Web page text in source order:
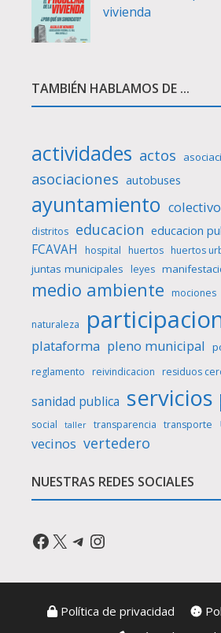
vivienda
TAMBIÉN HABLAMOS DE ...
actividades actos
asociaciones autobuses
ayuntamiento
distritos educacion educacion
FCAVAH hospital huertos huertos
juntas municipales
leyes
medio ambiente mociones
naturaleza
plataforma pleno municipal
reglamento
reivindicacion residuos
sanidad publica
social taller transparencia transporte
vecinos vertedero
NUESTRAS REDES SOCIALES
Facebook
X Telegram
Instagram
Política de privacidad